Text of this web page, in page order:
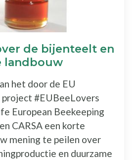
de bijenteelt en
landbouw
het door de EU
#EUBeeLovers
European Beekeeping
CARSA een korte
mening te peilen over
en duurzame